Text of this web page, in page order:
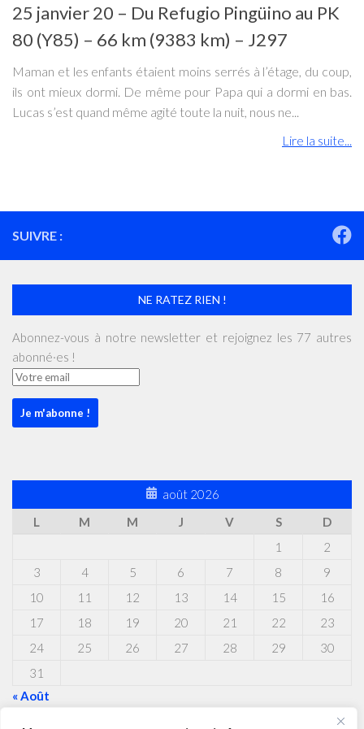
25 janvier 20 – Du Refugio Pingüino au PK
80 (Y85) – 66 km (9383 km) – J297
Maman et les enfants étaient moins serrés à l’étage, du coup,
ils ont mieux dormi. De même pour Papa qui a dormi en bas.
Lucas s’est quand même agité toute la nuit, nous ne...
Lire la suite...
SUIVRE :
NE RATEZ RIEN !
Abonnez-vous à notre newsletter et rejoignez les 77 autres
abonné·es !
août 2026
L
M M J V S
D
1
2
3
4 5 6 7 8
9
10
11 12 13 14 15
16
17
18 19 20 21 22
23
24
25 26 27 28 29
30
31
« Août